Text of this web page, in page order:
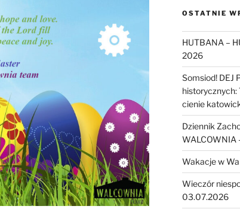
OSTATNIE
HUTBANA –
2026
Somsiod! DEJ
historycznych:
cienie
Dziennik
WALCOWNIA
Wakacje w
Wieczór
03.07.2026